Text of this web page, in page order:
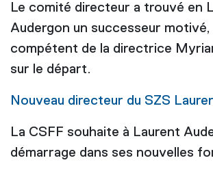
Le comité directeur a trouvé en
Audergon un successeur
compétent de la directrice
sur le départ.
Nouveau directeur du SZS
La CSFF souhaite à Laurent
démarrage dans ses nouvelles